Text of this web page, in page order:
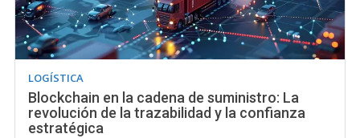
LOGÍSTICA
Blockchain en la cadena de suministro: La
revolución de la trazabilidad y la confianza
estratégica